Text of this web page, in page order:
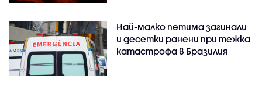
Най-малко петима загинали
и десетки ранени при тежка
катастрофа в Бразилия